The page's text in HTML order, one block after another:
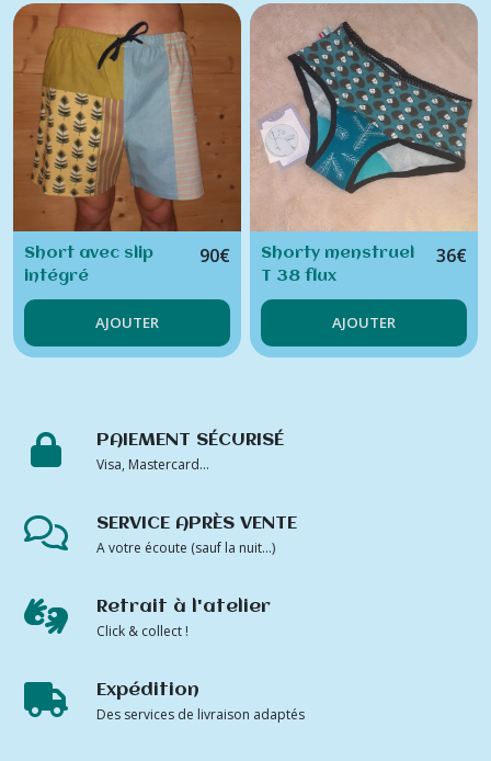
Short avec slip
intégré
90€
AJOUTER
Shorty menstruel
T 38 flux
abondant
36€
AJOUTER
PAIEMENT SÉCURISÉ
Visa, Mastercard...
SERVICE APRÈS VENTE
A votre écoute (sauf la nuit...)
Retrait à l'atelier
Click & collect !
Expédition
Des services de livraison adaptés